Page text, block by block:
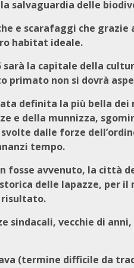
la salvaguardia delle
e scarafaggi che
habitat ideale.
sarà la capitale della
primato non si dovrà
definita la più bella
e della munnizza,
dalle forze
tempo.
fosse avvenuto, la città
delle lapazze, per
risultato.
sindacali, vecchie di
(termine difficile da